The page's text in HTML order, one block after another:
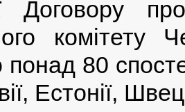
Договору
комітету
80
Естонії,